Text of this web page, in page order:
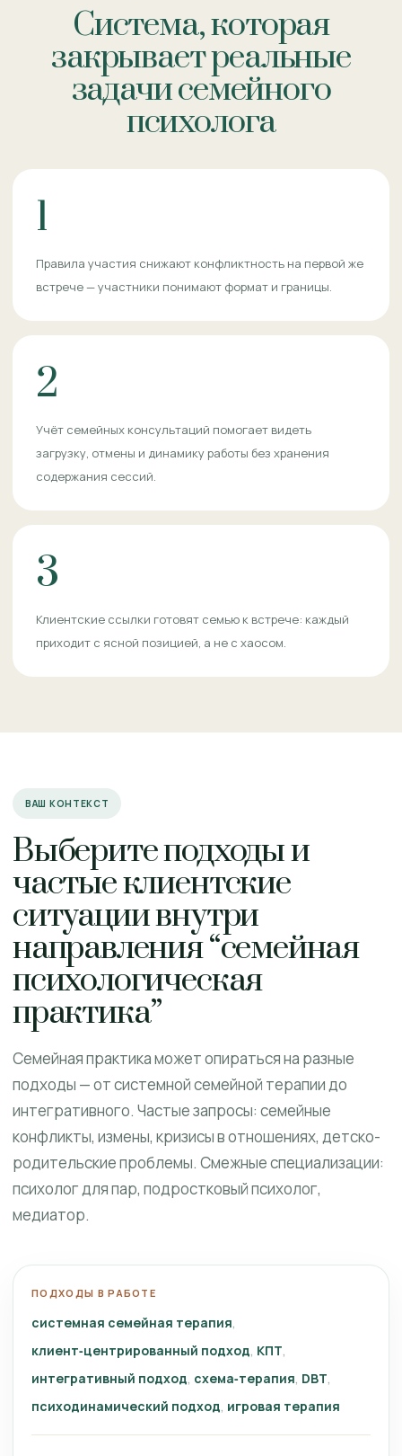
Система, которая
закрывает реальные
задачи семейного
психолога
1
Правила участия снижают конфликтность на первой же
встрече — участники понимают формат и границы.
2
Учёт семейных консультаций помогает видеть
загрузку, отмены и динамику работы без хранения
содержания сессий.
3
Клиентские ссылки готовят семью к встрече: каждый
приходит с ясной позицией, а не с хаосом.
ВАШ КОНТЕКСТ
Выберите подходы и
частые клиентские
ситуации внутри
направления “семейная
психологическая
практика”
Семейная практика может опираться на разные
подходы — от системной семейной терапии до
интегративного. Частые запросы: семейные
конфликты, измены, кризисы в отношениях, детско-
родительские проблемы. Смежные специализации:
психолог для пар, подростковый психолог,
медиатор.
ПОДХОДЫ В РАБОТЕ
системная семейная терапия
клиент‑центрированный подход КПТ
интегративный подход схема‑терапия DBT
психодинамический подход игровая терапия